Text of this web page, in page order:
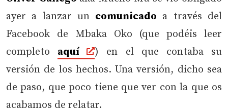
ayer a lanzar un comunicado a través del
Facebook de Mbaka Oko (que podéis leer
completo aquí
) en el que contaba su
versión de los hechos. Una versión, dicho sea
de paso, que poco tiene que ver con la que os
acabamos de relatar.